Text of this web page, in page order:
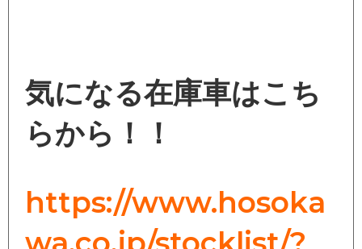
気になる在庫車はこち
らから！！
https://www.hosoka